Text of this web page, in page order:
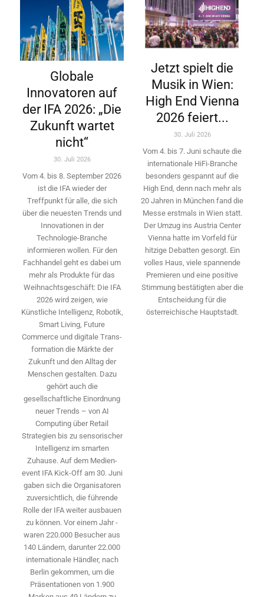
Globale
Innovatoren auf
der IFA 2026: „Die
Zukunft wartet
nicht“
30. Juli 2026
Vom 4. bis 8. September 2026
ist die IFA wieder der
Treffpunkt für alle, die sich
über die neuesten Trends und
Innovationen in der
Technologie-­Branche
informieren wollen. Für den
Fachhandel geht es dabei um
mehr als Produkte für das
Weihnachtsgeschäft: Die IFA
2026 wird ­zeigen, wie
Künstliche Intelligenz, Robotik,
Smart Living, Future
Commerce und digitale Trans­
formation die Märkte der
Zukunft und den Alltag der
Menschen gestalten. Dazu
gehört auch die
gesellschaftliche Einordnung
neuer Trends – von AI
Computing über Retail
Strategien bis zu sensorischer
Intelligenz im smarten
Zuhause. Auf dem Medien­
event IFA Kick-Off am 30. Juni
gaben sich die Organisatoren
zuversichtlich, die führende
Rolle der IFA weiter ausbauen
zu können. Vor einem Jahr ­
waren 220.000 Besucher aus
140 ­Ländern, ­darunter 22.000
internationale Händler, nach
Berlin gekommen, um die
Präsen­tationen von 1.900
Jetzt spielt die
Musik in Wien:
High End Vienna
2026 feiert...
30. Juli 2026
Vom 4. bis 7. Juni schaute die
internationale HiFi-Branche
besonders gespannt auf die
High End, denn nach mehr als
20 Jahren in München fand die
Messe erstmals in Wien statt.
Der Umzug ins Austria Center
Vienna hatte im Vorfeld für
hitzige Debatten gesorgt. Ein
volles Haus, viele spannende
Premieren und eine positive
Stimmung bestätigten aber die
Entscheidung für die
österreichische Hauptstadt.